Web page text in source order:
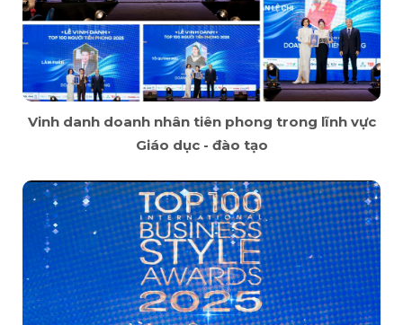
Vinh danh doanh nhân tiên phong trong lĩnh vực
Giáo dục - đào tạo